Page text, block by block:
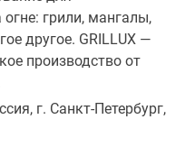
грили, мангалы,
другое. GRILLUX —
производство от
г. Санкт-Петербург,